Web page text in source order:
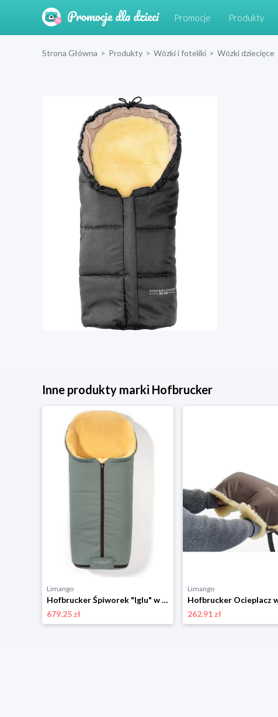
Promocje Produkty
Strona Główna > Produkty > Wózki i foteliki > Wózki dziecięce
Inne produkty marki Hofbrucker
Limango
Hofbrucker Śpiworek "Iglu" w kolorze zielonym - 95 x 34 cm rozmiar: onesize
679.25 zł
Limango
262.91 zł